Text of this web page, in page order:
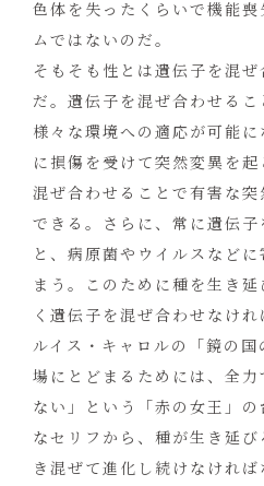
色体を失ったくらいで機能
ムではないのだ。
そもそも性とは遺伝子を混
だ。遺伝子を混ぜ合わせるこ
様々な環境への適応が可能
に損傷を受けて突然変異を
混ぜ合わせることで有害な
できる。さらに、常に遺伝
と、病原菌やウイルスなど
まう。このために種を生き
く遺伝子を混ぜ合わせなけれ
ルイス・キャロルの「鏡の
場にとどまるためには、全
ない」という「赤の女王」
なセリフから、種が生き延
き混ぜて進化し続けなけれ